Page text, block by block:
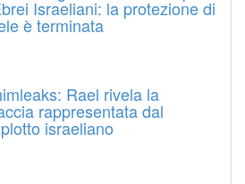
Israeliani: la protezione di
è terminata
Rael rivela la
rappresentata dal
israeliano